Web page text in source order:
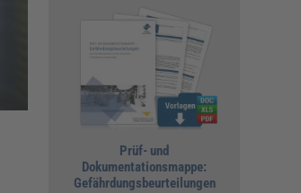
Prüf- und
Dokumentationsmappe:
Gefährdungsbeurteilungen